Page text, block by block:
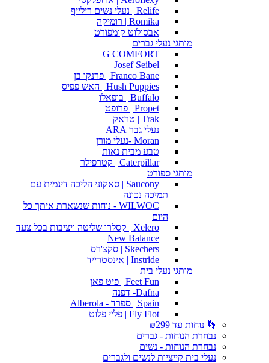
Relife | נעלי נשים רילייף
Romika | רומיקה
אבסולוט קומפורט
מותגי נעלי גברים
G COMFORT
Josef Seibel
Franco Bane | פרנקו בן
Hush Puppies | האש פפיס
Buffalo | בופאלו
Propet | פרופט
Trak | טראק
נעלי גבר ARA
Moran -נעלי מורן
טבע מבית נאות
Caterpillar | קטרפילר
מותגי ספורט
Saucony | סאקוני הליכה דינמית עם
תמיכה נכונה
WILWOC - נוחות שנשארת איתך כל
היום
Xelero | קסלרו שליטה ויציבות בכל צעד
New Balance
Skechers | סקצ'רס
Instride | אינסטרייד
מותגי נעלי בית
Feet Fun | פיט פאן
Dafna- דפנה
Spain | ספרד - Alberola
Fly Flot | פליי פלוט
👣 נוחות עד ₪299
נבחרת הנוחות - גברים
נבחרת הנוחות - נשים
נעלי בית קייציות לנשים ולגברים